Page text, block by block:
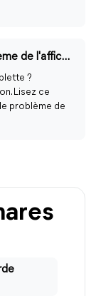
5 Meilleures façons de résoudre le problème de l'affichage de Mail sur iPad
?
Lisez ce
problème de